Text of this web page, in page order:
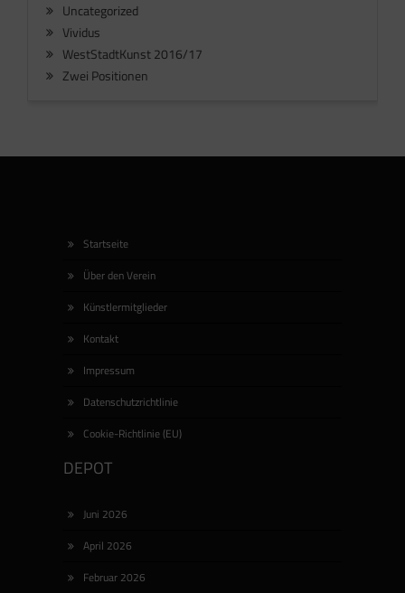
Uncategorized
Vividus
WestStadtKunst 2016/17
Zwei Positionen
Startseite
Über den Verein
Künstlermitglieder
Kontakt
Impressum
Datenschutzrichtlinie
Cookie-Richtlinie (EU)
DEPOT
Juni 2026
April 2026
Februar 2026